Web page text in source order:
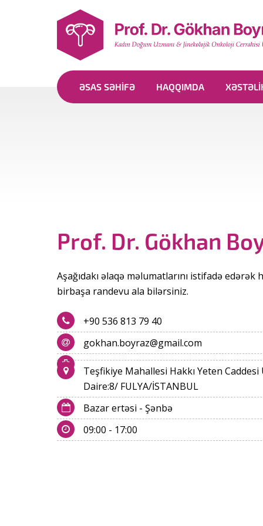
ƏSAS SƏHIFƏ HAQQIMDA
Prof. Dr. Gökhan
Aşağıdakı əlaqə məlumatlarını istifadə edərək
birbaşa randevu ala bilərsiniz.
+90 536 813 79 40
gokhan.boyraz@gmail.com
Teşfikiye Mahallesi Hakkı Yeten
Daire:8/ FULYA/İSTANBUL
Bazar ertəsi - Şənbə
09:00 - 17:00